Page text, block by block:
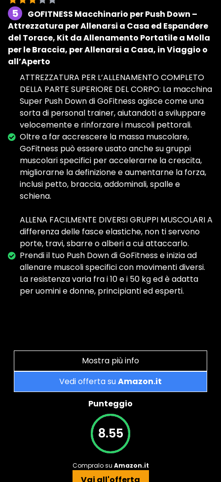
5
GOFITNESS Macchinario per Push Down –
Attrezzatura per Allenarsi a Casa ed Espandere
del Torace, Kit da Allenamento Portatile a Molla
per le Braccia, per Allenarsi a Casa, in Viaggio o
all’Aperto
ATTREZZATURA PER L’ALLENAMENTO COMPLETO
DELLA PARTE SUPERIORE DEL CORPO: La macchina
Super Push Down di GoFitness agisce come una
sorta di personal trainer, aiutandoti a sviluppare
velocemente e rinforzare i muscoli pettorali.
Oltre a far accrescere la massa muscolare,
GoFitness può essere usato anche su gruppi
muscolari specifici per accelerarne la crescita,
migliorarne la definizione e aumentarne la forza,
inclusi petto, braccia, addominali, spalle e
schiena.
ALLENA FACILMENTE DIVERSI GRUPPI MUSCOLARI A
differenza delle fasce elastiche, non ti servono
porte, travi, sbarre o alberi a cui attaccarlo.
Prendi il tuo Push Down di GoFitness e inizia ad
allenare muscoli specifici con movimenti diversi.
La resistenza varia fra i 10 e i 50 kg ed è adatta
per uomini e donne, principianti ed esperti.
Mostra più info
Vedi offerta suAmazon.it
Punteggio
8.55
Compralo su Amazon.it